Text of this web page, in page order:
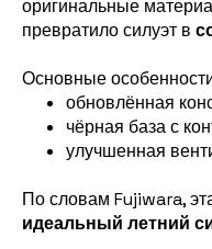
оригинальные
превратило силуэт в
Основные
обновлённая
чёрная база с
улучшенная
По словам Fujiwara,
идеальный летний